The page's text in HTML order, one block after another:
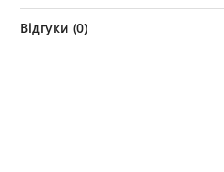
Відгуки (0)